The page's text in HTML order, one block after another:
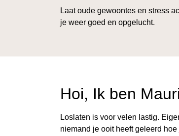
Laat oude gewoontes en stress
je weer goed en opgelucht.
Hoi, Ik ben
Loslaten is voor velen lastig.
niemand je ooit heeft geleerd